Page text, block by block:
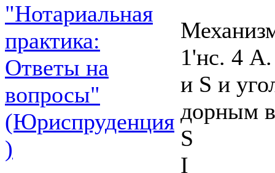
"Нотариальная
практика:
Ответы на
вопросы"
(Юриспруденция
)
1'нс. 4
и S и
дорным
S
I